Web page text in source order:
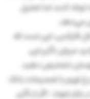
کنند اما تحلیل
می‌دهد.
فارکس، این است که
میزان تأثیر این
تشخیص دهید.
تورم یا تصمیمات بانک
شوند. اگر از تأثیر